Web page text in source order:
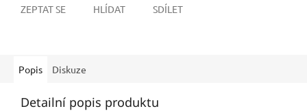
ZEPTAT SE HLÍDAT SDÍLET
Popis Diskuze
Detailní popis produktu